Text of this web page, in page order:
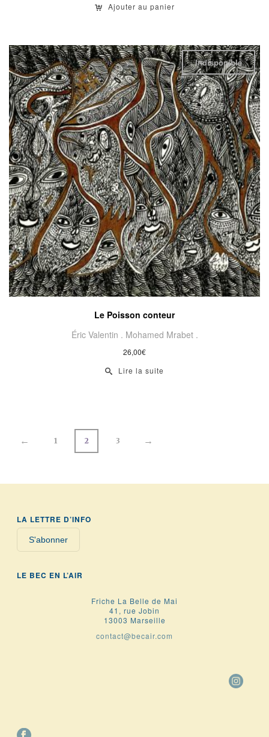
Ajouter au panier
Le Poisson conteur
Indisponible
Éric Valentin . Mohamed Mrabet .
26,00€
Lire la suite
← 1 2 3 →
LA LETTRE D’INFO
S'abonner
LE BEC EN L’AIR
Friche La Belle de Mai
41, rue Jobin
13003 Marseille
contact@becair.com